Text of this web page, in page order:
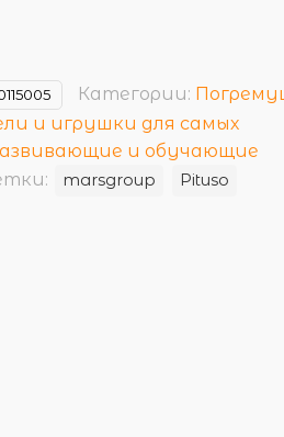
Категории:
и игрушки для самых
и обучающие
marsgroup Pituso